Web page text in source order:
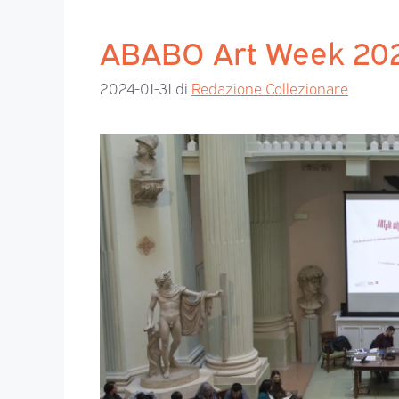
ABABO Art Week
2024-01-31 di Redazione Collezionare